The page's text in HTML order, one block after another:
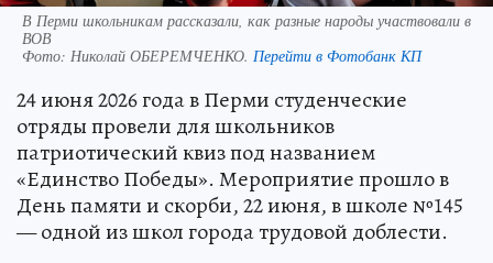
В Перми школьникам рассказали, как разные народы участвовали в
ВОВ
Фото: Николай ОБЕРЕМЧЕНКО. Перейти в Фотобанк КП
24 июня 2026 года в Перми студенческие
отряды провели для школьников
патриотический квиз под названием
«Единство Победы». Мероприятие прошло в
День памяти и скорби, 22 июня, в школе №145
— одной из школ города трудовой доблести.